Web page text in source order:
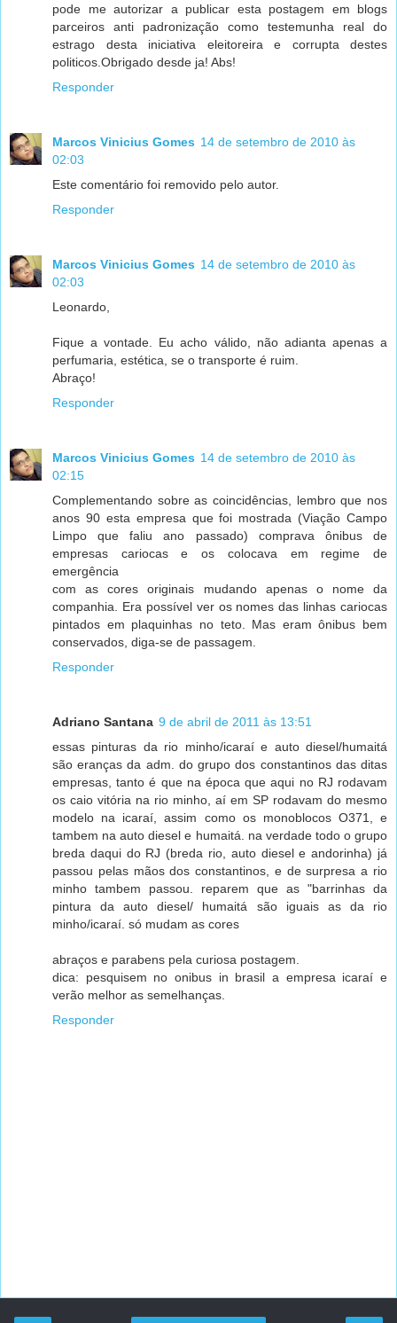
pode me autorizar a publicar esta postagem em blogs
parceiros anti padronização como testemunha real do
estrago desta iniciativa eleitoreira e corrupta destes
politicos.Obrigado desde ja! Abs!
Responder
Marcos Vinicius Gomes 14 de setembro de 2010 às
02:03
Este comentário foi removido pelo autor.
Responder
Marcos Vinicius Gomes 14 de setembro de 2010 às
02:03
Leonardo,
Fique a vontade. Eu acho válido, não adianta apenas a
perfumaria, estética, se o transporte é ruim.
Abraço!
Responder
Marcos Vinicius Gomes 14 de setembro de 2010 às
02:15
Complementando sobre as coincidências, lembro que nos
anos 90 esta empresa que foi mostrada (Viação Campo
Limpo que faliu ano passado) comprava ônibus de
empresas cariocas e os colocava em regime de
emergência
com as cores originais mudando apenas o nome da
companhia. Era possível ver os nomes das linhas cariocas
pintados em plaquinhas no teto. Mas eram ônibus bem
conservados, diga-se de passagem.
Responder
Adriano Santana 9 de abril de 2011 às 13:51
essas pinturas da rio minho/icaraí e auto diesel/humaitá
são eranças da adm. do grupo dos constantinos das ditas
empresas, tanto é que na época que aqui no RJ rodavam
os caio vitória na rio minho, aí em SP rodavam do mesmo
modelo na icaraí, assim como os monoblocos O371, e
tambem na auto diesel e humaitá. na verdade todo o grupo
breda daqui do RJ (breda rio, auto diesel e andorinha) já
passou pelas mãos dos constantinos, e de surpresa a rio
minho tambem passou. reparem que as "barrinhas da
pintura da auto diesel/ humaitá são iguais as da rio
minho/icaraí. só mudam as cores
abraços e parabens pela curiosa postagem.
dica: pesquisem no onibus in brasil a empresa icaraí e
verão melhor as semelhanças.
Responder